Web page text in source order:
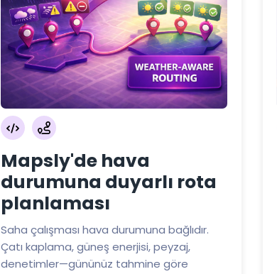
Mapsly'de hava
durumuna duyarlı rota
planlaması
Saha çalışması hava durumuna bağlıdır.
Çatı kaplama, güneş enerjisi, peyzaj,
denetimler—gününüz tahmine göre